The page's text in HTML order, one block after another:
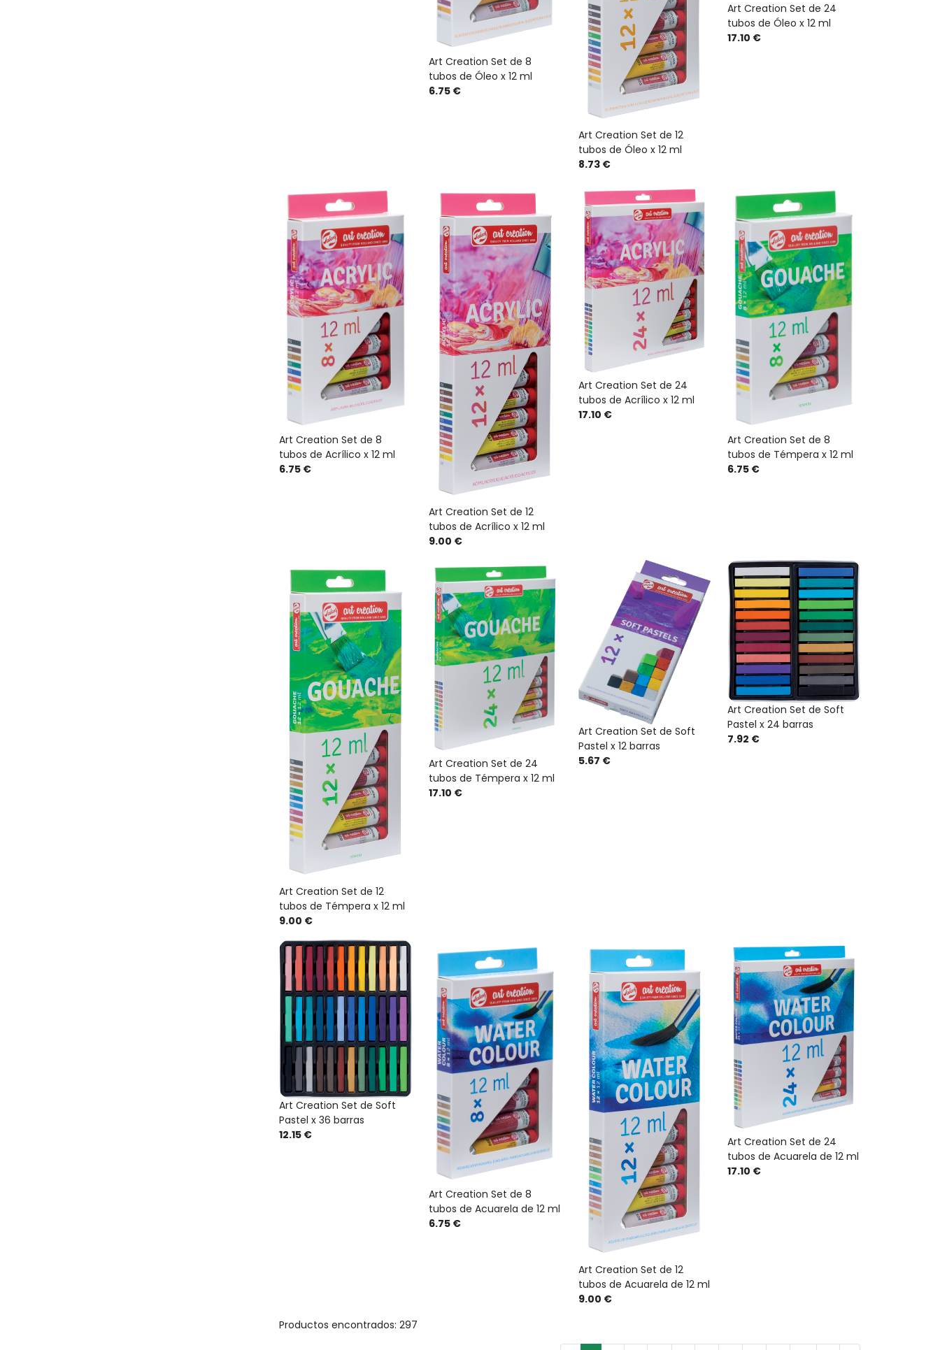
Art Creation Set de 8
tubos de Óleo x 12 ml
6.75 €
Art Creation Set de 12
tubos de Óleo x 12 ml
8.73 €
Art Creation Set de 24
tubos de Óleo x 12 ml
17.10 €
Art Creation Set de 8
tubos de Acrílico x 12 ml
6.75 €
Art Creation Set de 12
tubos de Acrílico x 12 ml
9.00 €
Art Creation Set de 24
tubos de Acrílico x 12 ml
17.10 €
Art Creation Set de 8
tubos de Témpera x 12 ml
6.75 €
Art Creation Set de 12
tubos de Témpera x 12 ml
9.00 €
Art Creation Set de 24
tubos de Témpera x 12 ml
17.10 €
Art Creation Set de Soft
Pastel x 12 barras
5.67 €
Art Creation Set de Soft
Pastel x 24 barras
7.92 €
Art Creation Set de Soft
Pastel x 36 barras
12.15 €
Art Creation Set de 8
tubos de Acuarela de 12 ml
6.75 €
Art Creation Set de 12
tubos de Acuarela de 12 ml
9.00 €
Art Creation Set de 24
tubos de Acuarela de 12 ml
17.10 €
Productos encontrados: 297